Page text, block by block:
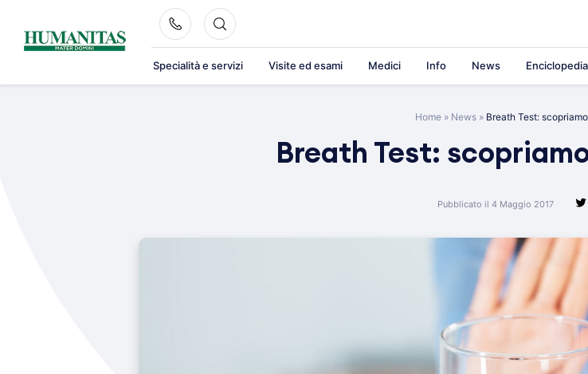
content
Specialità e servizi Visite ed esami Medici Info News Enciclopedia
Home » News » Breath Test:
Breath Test:
Pubblicato il 4 Maggio 2017